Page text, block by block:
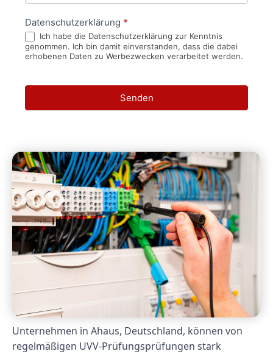
Datenschutzerklärung *
Ich habe die Datenschutzerklärung zur Kenntnis
genommen. Ich bin damit einverstanden, dass die dabei
erhobenen Daten zu Werbezwecken verarbeitet werden.
Senden
Unternehmen in Ahaus, Deutschland, können von
regelmäßigen UVV-Prüfungsprüfungen stark